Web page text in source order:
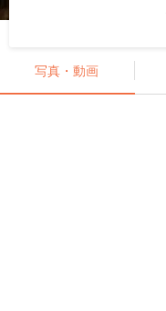
写真・動画